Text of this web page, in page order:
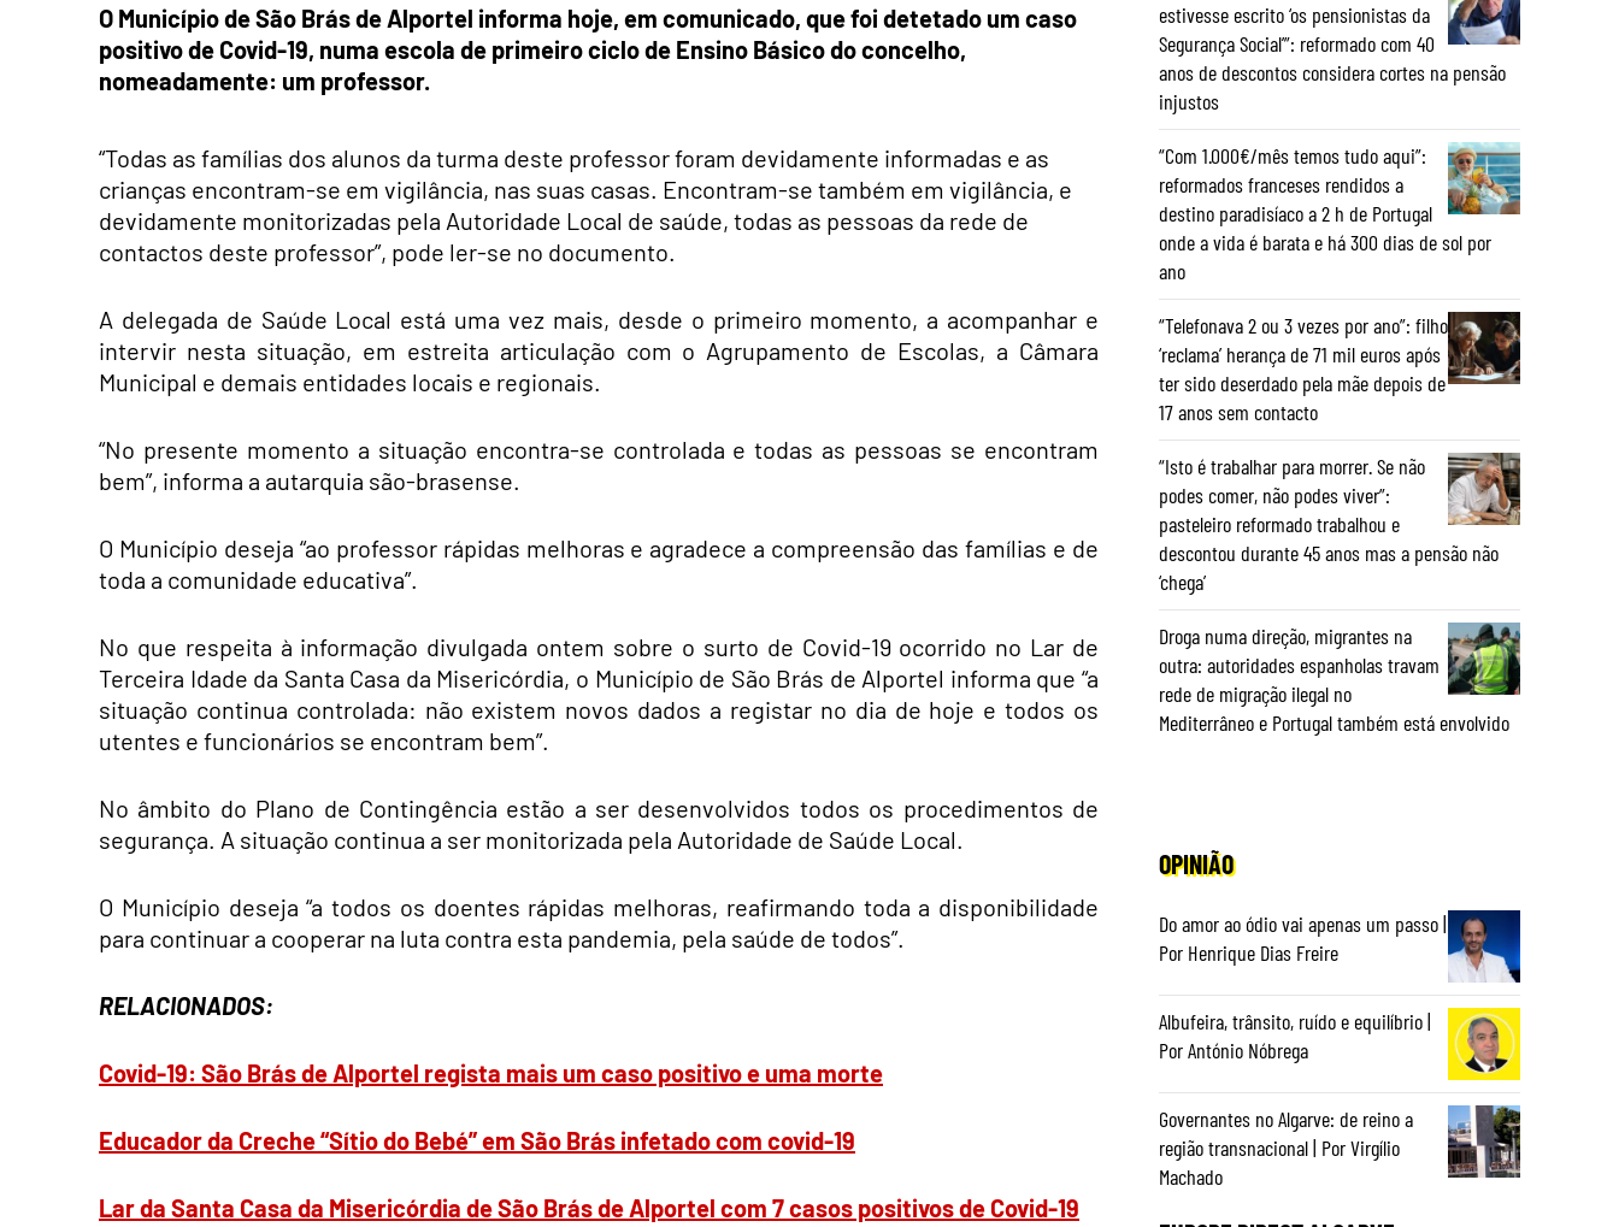
O Município de São Brás de Alportel informa hoje, em comunicado, que foi detetado um caso
positivo de Covid-19, numa escola de primeiro ciclo de Ensino Básico do concelho,
nomeadamente: um professor.
“Todas as famílias dos alunos da turma deste professor foram devidamente informadas e as
crianças encontram-se em vigilância, nas suas casas. Encontram-se também em vigilância, e
devidamente monitorizadas pela Autoridade Local de saúde, todas as pessoas da rede de
contactos deste professor”, pode ler-se no documento.
A delegada de Saúde Local está uma vez mais, desde o primeiro momento, a acompanhar e
intervir nesta situação, em estreita articulação com o Agrupamento de Escolas, a Câmara
Municipal e demais entidades locais e regionais.
“No presente momento a situação encontra-se controlada e todas as pessoas se encontram
bem”, informa a autarquia são-brasense.
O Município deseja “ao professor rápidas melhoras e agradece a compreensão das famílias e de
toda a comunidade educativa”.
No que respeita à informação divulgada ontem sobre o surto de Covid-19 ocorrido no Lar de
Terceira Idade da Santa Casa da Misericórdia, o Município de São Brás de Alportel informa que “a
situação continua controlada: não existem novos dados a registar no dia de hoje e todos os
utentes e funcionários se encontram bem”.
No âmbito do Plano de Contingência estão a ser desenvolvidos todos os procedimentos de
segurança. A situação continua a ser monitorizada pela Autoridade de Saúde Local.
O Município deseja “a todos os doentes rápidas melhoras, reafirmando toda a disponibilidade
para continuar a cooperar na luta contra esta pandemia, pela saúde de todos”.
RELACIONADOS:
Covid-19: São Brás de Alportel regista mais um caso positivo e uma morte
Educador da Creche “Sítio do Bebé” em São Brás infetado com covid-19
Lar da Santa Casa da Misericórdia de São Brás de Alportel com 7 casos positivos de Covid-19
estivesse escrito ‘os pensionistas da
Segurança Social’”: reformado com 40
anos de descontos considera cortes na pensão
injustos
“Com 1.000€/mês temos tudo aqui”:
reformados franceses rendidos a
destino paradisíaco a 2 h de Portugal
onde a vida é barata e há 300 dias de sol por
ano
“Telefonava 2 ou 3 vezes por ano”: filho
‘reclama’ herança de 71 mil euros após
ter sido deserdado pela mãe depois de
17 anos sem contacto
“Isto é trabalhar para morrer. Se não
podes comer, não podes viver”:
pasteleiro reformado trabalhou e
descontou durante 45 anos mas a pensão não
‘chega’
Droga numa direção, migrantes na
outra: autoridades espanholas travam
rede de migração ilegal no
Mediterrâneo e Portugal também está envolvido
OPINIÃO
Do amor ao ódio vai apenas um passo |
Por Henrique Dias Freire
Albufeira, trânsito, ruído e equilíbrio |
Por António Nóbrega
Governantes no Algarve: de reino a
região transnacional | Por Virgílio
Machado